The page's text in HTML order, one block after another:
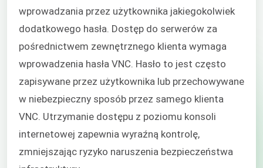
wprowadzania przez użytkownika jakiegokolwiek
dodatkowego hasła. Dostęp do serwerów za
pośrednictwem zewnętrznego klienta wymaga
wprowadzenia hasła VNC. Hasło to jest często
zapisywane przez użytkownika lub przechowywane
w niebezpieczny sposób przez samego klienta
VNC. Utrzymanie dostępu z poziomu konsoli
internetowej zapewnia wyraźną kontrolę,
zmniejszając ryzyko naruszenia bezpieczeństwa